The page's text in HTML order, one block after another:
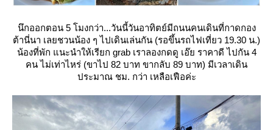
นึกออกตอน 5 โมงกว่า...วันนี้วันอาทิตย์มีถนนคนเดินที่กาดกอง
ต้านี่นา เลยชวนน้อง ๆ ไปเดินเล่นกัน (รอขึ้นรถไฟเที่ยว 19.30 น.)
น้องที่พัก แนะนำให้เรียก grab เราลองกดดู เอ๊ย ราคาดี ไปกัน 4
คน ไม่เท่าไหร่ (ขาไป 82 บาท ขากลับ 89 บาท) มีเวลาเดิน
ประมาณ ชม. กว่า เหลือเฟือค่ะ